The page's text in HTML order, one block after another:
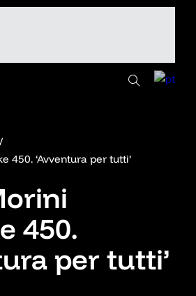
/
450. ‘Avventura per tutti’
450.
per tutti’